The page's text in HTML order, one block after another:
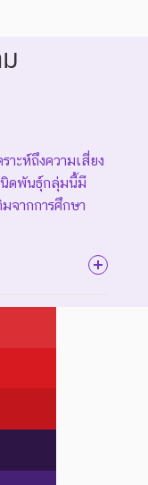
ะห์ถึงความเสี่ยง
ดพันธุ์กลุ่มนี้มี
จากการศึกษา
มีรายงานว่าพบ